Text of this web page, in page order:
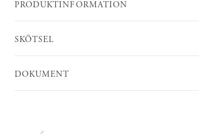
PRODUKTINFORMATION
SKÖTSEL
DOKUMENT